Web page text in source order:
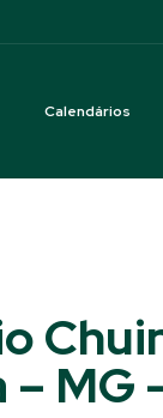
Calendários
MG